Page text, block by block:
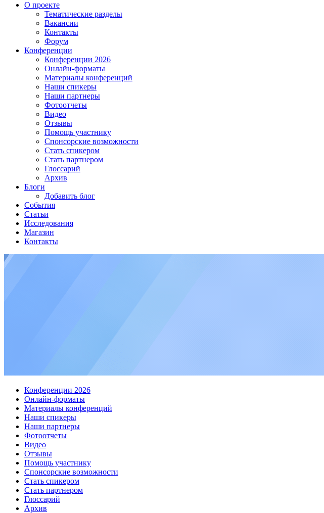
О проекте
Тематические разделы
Вакансии
Контакты
Форум
Конференции
Конференции 2026
Онлайн-форматы
Материалы конференций
Наши спикеры
Наши партнеры
Фотоотчеты
Видео
Отзывы
Помощь участнику
Спонсорские возможности
Стать спикером
Стать партнером
Глоссарий
Архив
Блоги
Добавить блог
События
Статьи
Исследования
Магазин
Контакты
Конференции 2026
Онлайн-форматы
Материалы конференций
Наши спикеры
Наши партнеры
Фотоотчеты
Видео
Отзывы
Помощь участнику
Спонсорские возможности
Стать спикером
Стать партнером
Глоссарий
Архив